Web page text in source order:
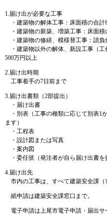
1.届け出が必要な工事
・建築物の解体工事：床面積の合計
・建築物の新築、増築工事：床面積
・建築物の修繕、模様替工事：請負
・建築物以外の解体、新設工事（
500万円以上
2.届け出時期
工事着手の7日前まで
3.届け出書類（2部提出）
・届け出書
・別表（工事の種類に応じて別表1
ます）
・工程表
・設計図または写真
・案内図
・委任状（発注者が自ら届け出書を
4.届け出先
市内の工事は、すべて建築安全課（
紙申請は建築安全課窓口まで。
電子申請は上尾市電子申請・届出サ